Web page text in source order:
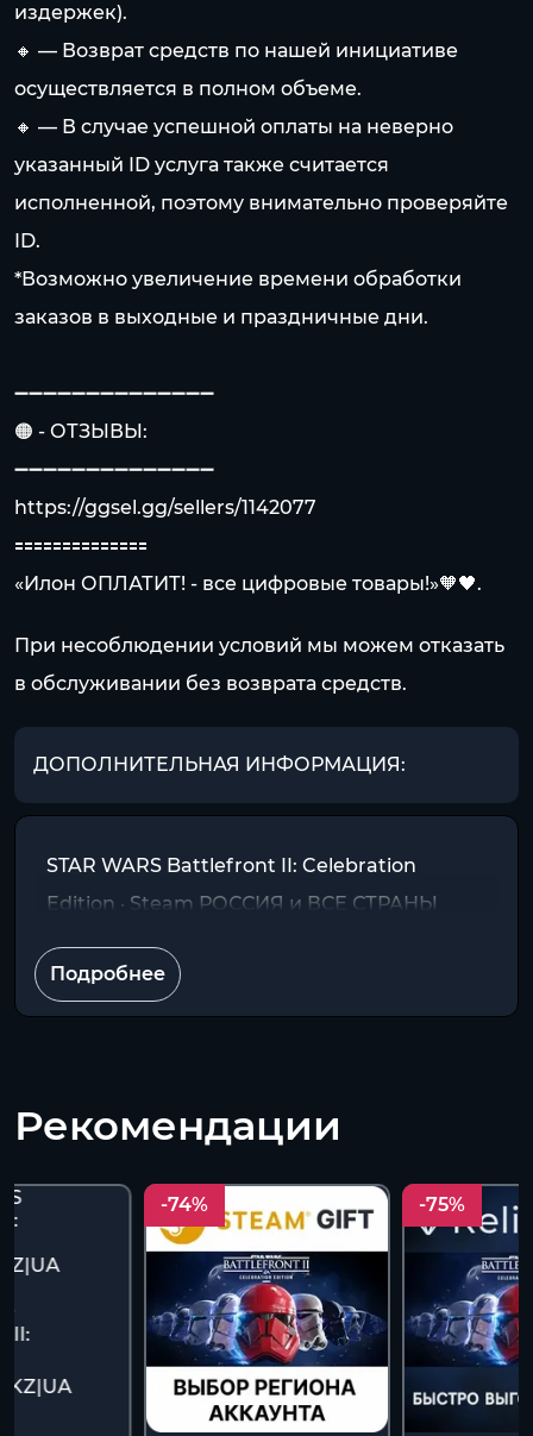
издержек).
🔸 — Возврат средств по нашей инициативе
осуществляется в полном объеме.
🔸 — В случае успешной оплаты на неверно
указанный ID услуга также считается
исполненной, поэтому внимательно проверяйте
ID.
*Возможно увеличение времени обработки
заказов в выходные и праздничные дни.
➖➖➖➖➖➖➖➖➖➖➖➖➖➖
🟠 - ОТЗЫВЫ:
➖➖➖➖➖➖➖➖➖➖➖➖➖➖
https://ggsel.gg/sellers/1142077
🟰🟰🟰🟰🟰🟰🟰🟰🟰🟰🟰🟰🟰🟰
«Илон ОПЛАТИТ! - все цифровые товары!»🧡🖤.
При несоблюдении условий мы можем отказать
в обслуживании без возврата средств.
ДОПОЛНИТЕЛЬНАЯ ИНФОРМАЦИЯ:
STAR WARS Battlefront II: Celebration
Edition · Steam РОССИЯ и ВСЕ СТРАНЫ
Подробнее
Рекомендации
II:
-74% -75%